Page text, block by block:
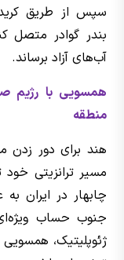
بندر گوادر متصل
آب‌های آزاد برساند.
همسویی با رژیم
منطقه
هند برای دور زدن
مسیر ترانزیتی
چابهار در ایران
جنوب حساب
ژئوپلیتیک،